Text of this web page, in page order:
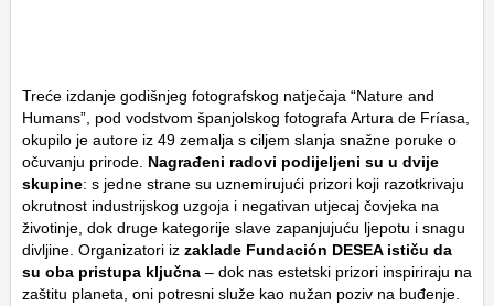
Treće izdanje godišnjeg fotografskog natječaja “Nature and
Humans”, pod vodstvom španjolskog fotografa Artura de Fríasa,
okupilo je autore iz 49 zemalja s ciljem slanja snažne poruke o
očuvanju prirode. Nagrađeni radovi podijeljeni su u dvije
skupine: s jedne strane su uznemirujući prizori koji razotkrivaju
okrutnost industrijskog uzgoja i negativan utjecaj čovjeka na
životinje, dok druge kategorije slave zapanjujuću ljepotu i snagu
divljine. Organizatori iz zaklade Fundación DESEA ističu da
su oba pristupa ključna – dok nas estetski prizori inspiriraju na
zaštitu planeta, oni potresni služe kao nužan poziv na buđenje.